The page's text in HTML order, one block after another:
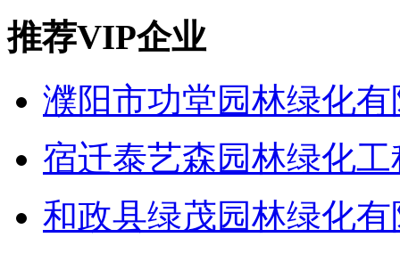
推荐VIP企业
濮阳市功堂园林绿化
宿迁泰艺森园林绿化
和政县绿茂园林绿化